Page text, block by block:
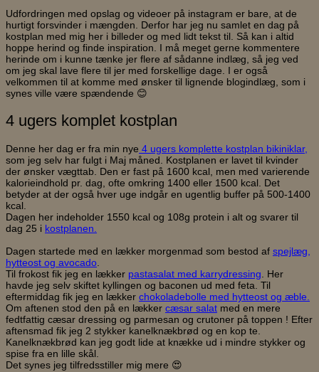
Udfordringen med opslag og videoer på instagram er bare, at de
hurtigt forsvinder i mængden. Derfor har jeg nu samlet en dag på
kostplan med mig her i billeder og med lidt tekst til. Så kan i altid
hoppe herind og finde inspiration. I må meget gerne kommentere
herinde om i kunne tænke jer flere af sådanne indlæg, så jeg ved
om jeg skal lave flere til jer med forskellige dage. I er også
velkommen til at komme med ønsker til lignende blogindlæg, som i
synes ville være spændende 😊
4 ugers komplet kostplan
Denne her dag er fra min nye 4 ugers komplette kostplan bikiniklar,
som jeg selv har fulgt i Maj måned. Kostplanen er lavet til kvinder
der ønsker vægttab. Den er fast på 1600 kcal, men med varierende
kalorieindhold pr. dag, ofte omkring 1400 eller 1500 kcal. Det
betyder at der også hver uge indgår en ugentlig buffer på 500-1400
kcal.
Dagen her indeholder 1550 kcal og 108g protein i alt og svarer til
dag 25 i kostplanen.
Dagen startede med en lækker morgenmad som bestod af spejlæg,
hytteost og avocado.
Til frokost fik jeg en lækker pastasalat med karrydressing. Her
havde jeg selv skiftet kyllingen og baconen ud med feta. Til
eftermiddag fik jeg en lækker chokoladebolle med hytteost og æble.
Om aftenen stod den på en lækker cæsar salat med en mere
fedtfattig cæsar dressing og parmesan og crutoner på toppen ! Efter
aftensmad fik jeg 2 stykker kanelknækbrød og en kop te.
Kanelknækbrød kan jeg godt lide at knække ud i mindre stykker og
spise fra en lille skål.
Det synes jeg tilfredsstiller mig mere 😍